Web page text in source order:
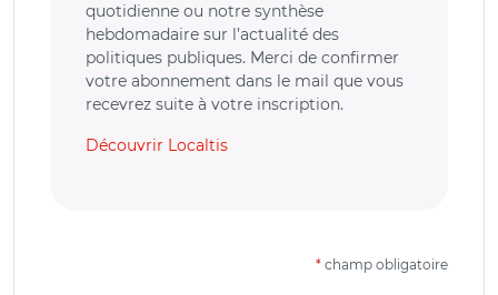
quotidienne ou notre synthèse
hebdomadaire sur l’actualité des
politiques publiques. Merci de confirmer
votre abonnement dans le mail que vous
recevrez suite à votre inscription.
Découvrir Localtis
* champ obligatoire